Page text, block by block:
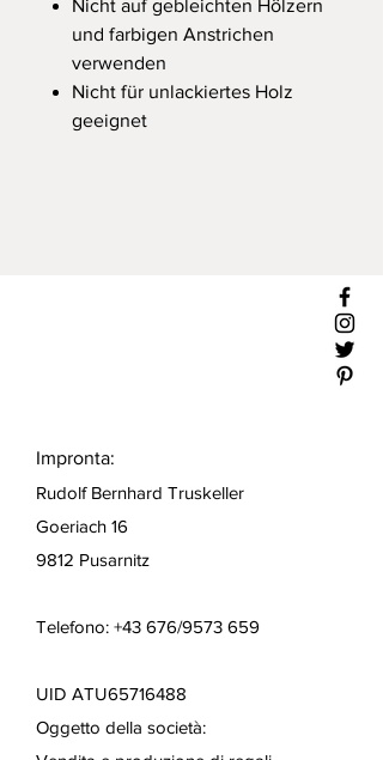
Nicht auf gebleichten Hölzern
und farbigen Anstrichen
verwenden
Nicht für unlackiertes Holz
geeignet
Impronta:
Rudolf Bernhard Truskeller
Goeriach 16
9812 Pusarnitz
Telefono: +43 676/9573 659
UID ATU65716488
Oggetto della società: